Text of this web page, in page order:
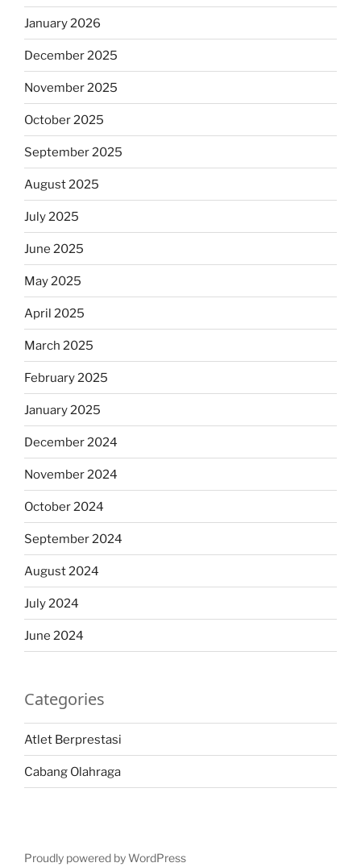
January 2026
December 2025
November 2025
October 2025
September 2025
August 2025
July 2025
June 2025
May 2025
April 2025
March 2025
February 2025
January 2025
December 2024
November 2024
October 2024
September 2024
August 2024
July 2024
June 2024
Categories
Atlet Berprestasi
Cabang Olahraga
Proudly powered by WordPress